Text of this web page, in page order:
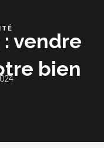
vendre
bien